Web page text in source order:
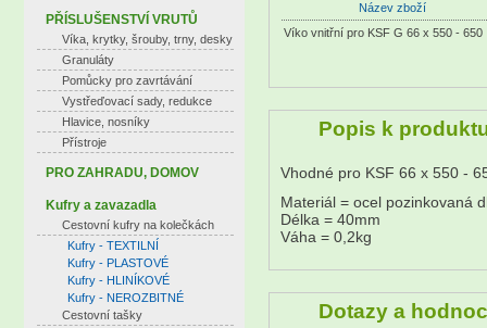
Název zboží
Víko vnitřní pro KSF G 66 x 550 - 650
Popis k
Vhodné pro KSF 66 x 550 -
Materiál = ocel pozinkovaná
Délka = 40mm
Váha = 0,2kg
Dotazy a
PŘÍSLUŠENSTVÍ VRUTŮ
Víka, krytky, šrouby, trny, desky
Granuláty
Pomůcky pro zavrtávání
Vystřeďovací sady, redukce
Hlavice, nosníky
Přístroje
PRO ZAHRADU, DOMOV
Kufry a zavazadla
Cestovní kufry na kolečkách
Kufry - TEXTILNÍ
Kufry - PLASTOVÉ
Kufry - HLINÍKOVÉ
Kufry - NEROZBITNÉ
Cestovní tašky